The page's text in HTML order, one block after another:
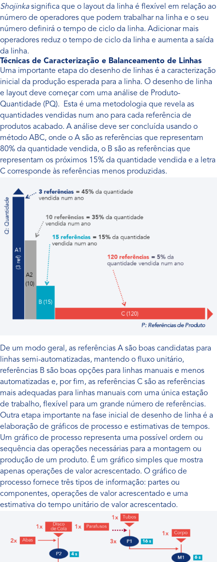
Shojinkasignifica que o layout da linha é flexível em relação ao
número de operadores que podem trabalhar na linha e o seu
número definirá o tempo de ciclo da linha. Adicionar mais
operadores reduz o tempo de ciclo da linha e aumenta a saída
da linha.
Técnicas de Caracterização e Balanceamento de Linhas
Uma importante etapa do desenho de linhas é a caracterização
inicial da produção esperada para a linha. O desenho de linha
e layout deve começar com uma análise de Produto-
Quantidade (PQ). Esta é uma metodologia que revela as
quantidades vendidas num ano para cada referência de
produtos acabado. A análise deve ser concluída usando o
método ABC, onde o A são as referências que representam
80% da quantidade vendida, o B são as referências que
representam os próximos 15% da quantidade vendida e a letra
C corresponde às referências menos produzidas.
De um modo geral, as referências A são boas candidatas para
linhas semi-automatizadas, mantendo o fluxo unitário,
referências B são boas opções para linhas manuais e menos
automatizadas e, por fim, as referências C são as referências
mais adequadas para linhas manuais com uma única estação
de trabalho, flexível para um grande número de referências.
Outra etapa importante na fase inicial de desenho de linha é a
elaboração de gráficos de processo e estimativas de tempos.
Um gráfico de processo representa uma possível ordem ou
sequência das operações necessárias para a montagem ou
produção de um produto. É um gráfico simples que mostra
apenas operações de valor acrescentado. O gráfico de
processo fornece três tipos de informação: partes ou
componentes, operações de valor acrescentado e uma
estimativa do tempo unitário de valor acrescentado.